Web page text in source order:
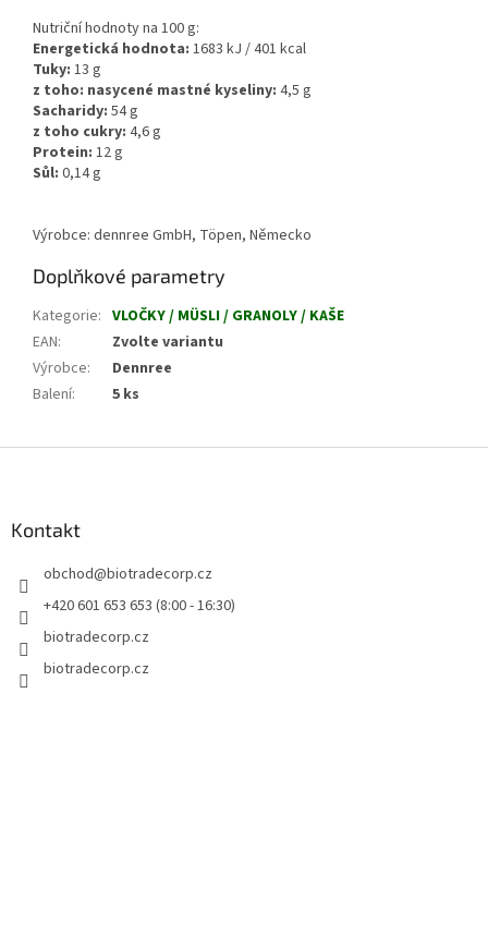
Nutriční hodnoty na 100 g:
Energetická hodnota: 1683 kJ / 401 kcal
Tuky: 13 g
z toho: nasycené mastné kyseliny: 4,5 g
Sacharidy: 54 g
z toho cukry: 4,6g
Protein: 12 g
Sůl: 0,14 g
Výrobce: dennree GmbH, Töpen, Německo
Doplňkové parametry
Kategorie: VLOČKY / MÜSLI / GRANOLY / KAŠE
EAN:
Zvolte variantu
Výrobce:
Dennree
Balení: 5 ks
Kontakt
obchod@biotradecorp.cz
+420 601 653 653 (8:00 - 16:30)
biotradecorp.cz
biotradecorp.cz